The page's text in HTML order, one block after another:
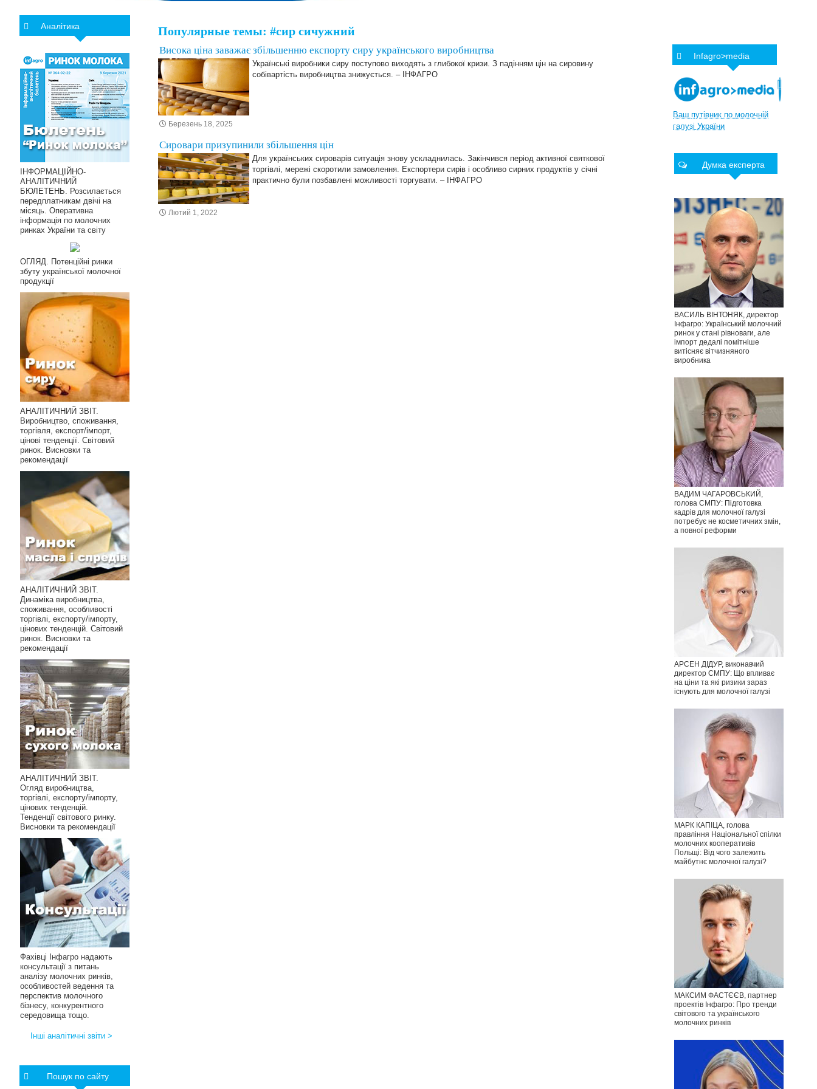
Популярные темы: #сир сичужний
Висока ціна заважає збільшенню експорту сиру українського виробництва
Українські виробники сиру поступово виходять з глибокої кризи. З падінням цін на сировину
собівартість виробництва знижується. – ІНФАГРО
Березень 18, 2025
Сировари призупинили збільшення цін
Для українських сироварів ситуація знову ускладнилась. Закінчився період активної святкової
торгівлі, мережі скоротили замовлення. Експортери сирів і особливо сирних продуктів у січні
практично були позбавлені можливості торгувати. – ІНФАГРО
Лютий 1, 2022
Infagro>media
Ваш путівник по молочній
галузі України
Думка експерта
ВАСИЛЬ ВІНТОНЯК, директор
Інфагро: Український молочний
ринок у стані рівноваги, але
імпорт дедалі помітніше
витісняє вітчизняного
виробника
ВАДИМ ЧАГАРОВСЬКИЙ,
голова СМПУ: Підготовка
кадрів для молочної галузі
потребує не косметичних змін,
а повної реформи
АРСЕН ДІДУР, виконавчий
директор СМПУ: Що впливає
на ціни та які ризики зараз
існують для молочної галузі
МАРК КАПІЦА, голова
правління Національної спілки
молочних кооперативів
Польщі: Від чого залежить
майбутнє молочної галузі?
МАКСИМ ФАСТЄЄВ, партнер
проектів Інфагро: Про тренди
світового та українського
молочних ринків
Аналітика
ІНФОРМАЦІЙНО-
АНАЛІТИЧНИЙ
БЮЛЕТЕНЬ. Розсилається
передплатникам двічі на
місяць. Оперативна
інформація по молочних
ринках України та світу
ОГЛЯД. Потенційні ринки
збуту української молочної
продукції
АНАЛІТИЧНИЙ ЗВІТ.
Виробництво, споживання,
торгівля, експорт/імпорт,
цінові тенденції. Світовий
ринок. Висновки та
рекомендації
АНАЛІТИЧНИЙ ЗВІТ.
Динаміка виробництва,
споживання, особливості
торгівлі, експорту/імпорту,
цінових тенденцій. Світовий
ринок. Висновки та
рекомендації
АНАЛІТИЧНИЙ ЗВІТ.
Огляд виробництва,
торгівлі, експорту/імпорту,
цінових тенденцій.
Тенденції світового ринку.
Висновки та рекомендації
Фахівці Інфагро надають
консультації з питань
аналізу молочних ринків,
особливостей ведення та
перспектив молочного
бізнесу, конкурентного
середовища тощо.
Інші аналітичні звіти >
Пошук по сайту